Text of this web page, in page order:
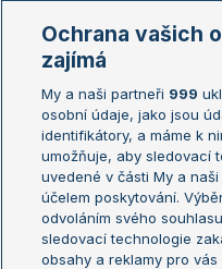
Žebříčky
Žebříček ATP (muži)
Žebříček WTA (ženy)
Sázkařský žebříček
Ochrana vašich
zajímá
My a naši partneři 999
osobní údaje, jako jsou
identifikátory, a máme k
umožňuje, aby sledovací
uvedené v části My a
účelem poskytování.
odvoláním svého
sledovací technologie
obsahy a reklamy pro